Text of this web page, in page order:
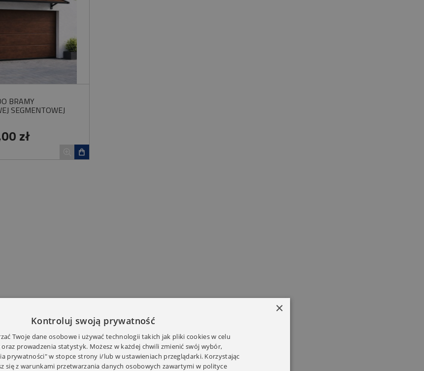
BRAMY
SEGMENTOWEJ
zł
×
Kontroluj swoją prywatność
Twoje dane osobowe i używać technologii takich jak pliki cookies w celu
oraz prowadzenia statystyk. Możesz w każdej chwili zmienić swój wybór,
prywatności" w stopce strony i/lub w ustawieniach przeglądarki. Korzystając
się z warunkami przetwarzania danych osobowych zawartymi w polityce